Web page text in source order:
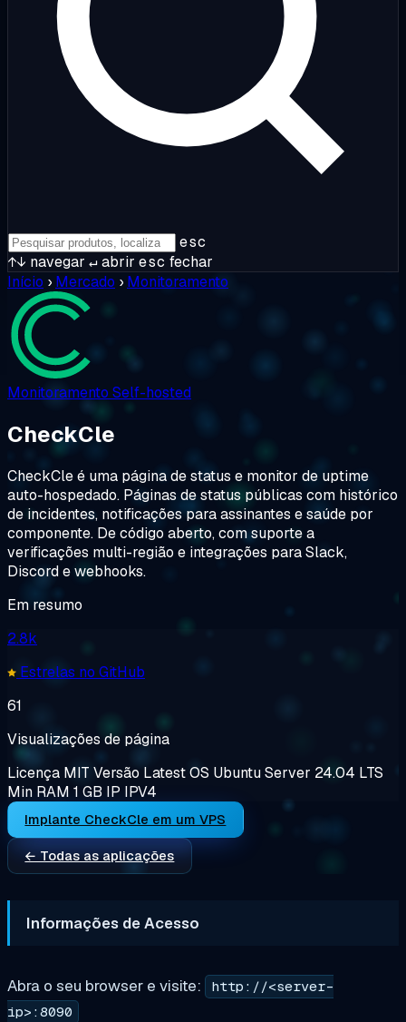
esc
↑↓ navegar ↵abrir esc fechar
Início › Mercado › Monitoramento
Monitoramento Self-hosted
CheckCle
CheckCle é uma página de status e monitor de uptime
auto-hospedado. Páginas de status públicas com histórico
de incidentes, notificações para assinantes e saúde por
componente. De código aberto, com suporte a
verificações multi-região e integrações para Slack,
Discord e webhooks.
Em resumo
2.8k
Estrelas no GitHub
61
Visualizações de página
Licença MIT Versão LatestOS Ubuntu Server 24.04 LTS
Min RAM 1 GB IP IPV4
Implante CheckCle em um VPS
← Todas as aplicações
Informações de Acesso
Abra o seu browser e visite:
http://<server-
ip>:8090